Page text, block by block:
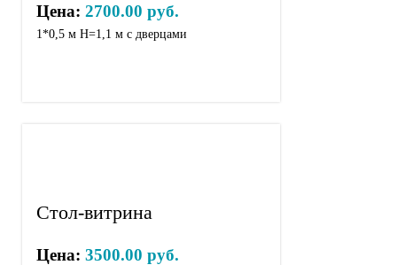
Цена:2700.00 руб.
1*0,5 м Н=1,1 м с дверцами
Стол-витрина
Цена:3500.00 руб.